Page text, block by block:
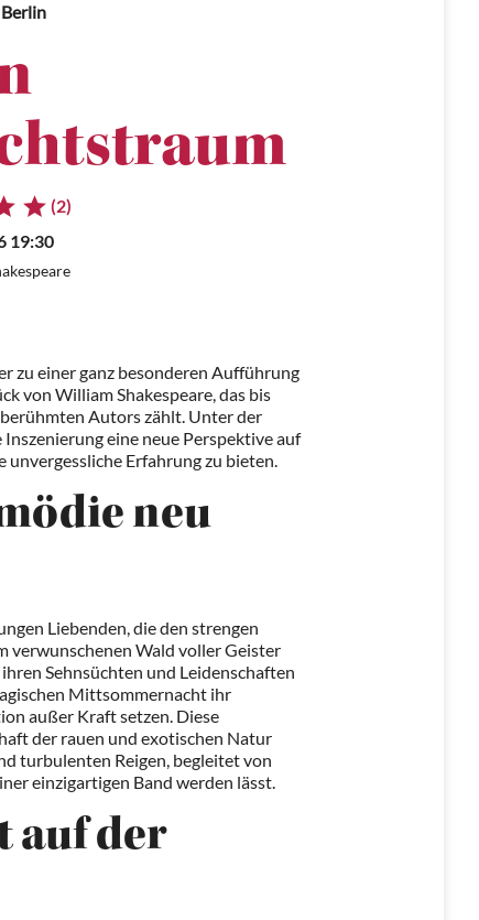
(2)
19:30
zu einer ganz besonderen Aufführung
von William Shakespeare, das bis
Autors zählt. Unter der
eine neue Perspektive auf
unvergessliche Erfahrung zu bieten.
neu
Liebenden, die den strengen
verwunschenen Wald voller Geister
Sehnsüchten und Leidenschaften
Mittsommernacht ihr
außer Kraft setzen. Diese
der rauen und exotischen Natur
turbulenten Reigen, begleitet von
einzigartigen Band werden lässt.
auf der